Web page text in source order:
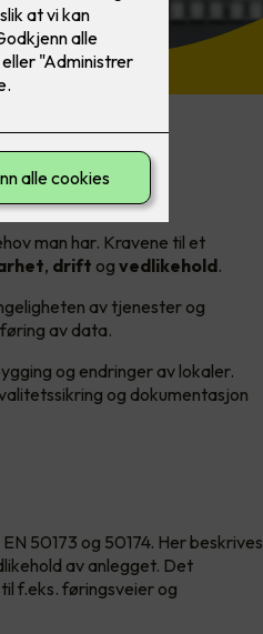
man har. Kravene til et
, drift og vedlikehold.
av tjenester og
av data.
og endringer av lokaler.
og dokumentasjon
50173 og 50174. Her beskrives
av anlegget. Det
f.eks. føringsveier og